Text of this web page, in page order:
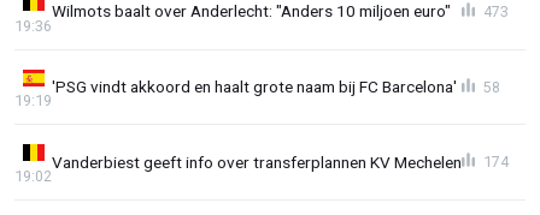
Wilmots baalt over Anderlecht: "Anders 10 miljoen euro"
19:36
473
'PSG vindt akkoord en haalt grote naam bij FC Barcelona'
19:19
58
Vanderbiest geeft info over transferplannen KV Mechelen
19:02
174